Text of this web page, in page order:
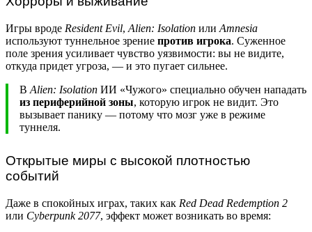
Игры вроде Resident Evil, Alien: Isolation или Amnesia
используют туннельное зрение против игрока. Суженное
поле зрения усиливает чувство уязвимости: вы не видите,
откуда придет угроза, — и это пугает сильнее.
В Alien: Isolation ИИ «Чужого» специально обучен нападать
из периферийной зоны, которую игрок не видит. Это
вызывает панику — потому что мозг уже в режиме
туннеля.
Открытые миры с высокой плотностью
событий
Даже в спокойных играх, таких как Red Dead Redemption 2
или Cyberpunk 2077, эффект может возникать во время: